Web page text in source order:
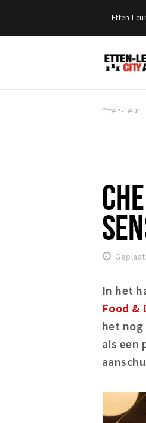
Etten-
Etten-Leur
In het
Food &
het
als een